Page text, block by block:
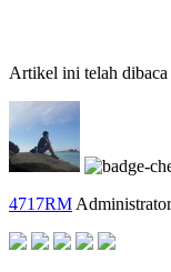
Artikel ini telah
4717RM Administrator